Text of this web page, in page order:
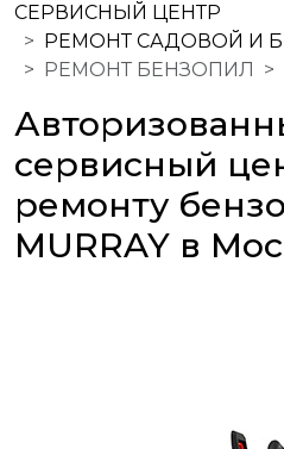
СЕРВИСНЫЙ ЦЕНТР
РЕМОНТ САДОВОЙ И
РЕМОНТ БЕНЗОПИЛ
сервисный
ремонту
MURRAY в